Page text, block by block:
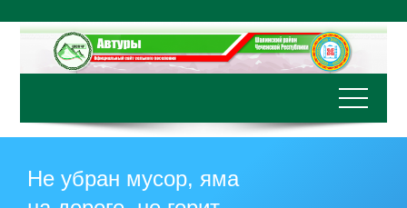
содержимому
Не убран мусор, яма